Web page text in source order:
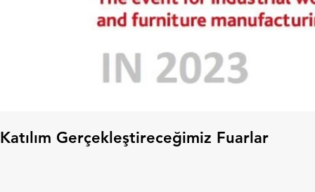
Katılım Gerçekleştireceğimiz Fuarlar